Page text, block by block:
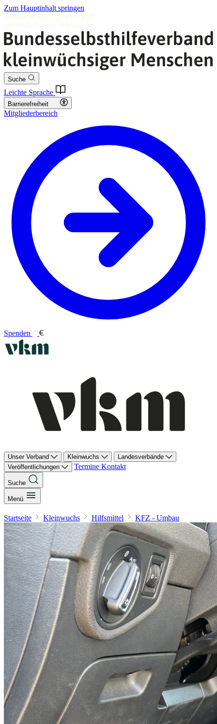
Zum Hauptinhalt springen
Suche
Leichte Sprache
Barrierefreiheit
Mitgliederbereich
Spenden
Unser Verband Kleinwuchs
Landesverbände
Veröffentlichungen
Termine Kontakt
Suche
Menü
Startseite Kleinwuchs Hilfsmittel KFZ - Umbau